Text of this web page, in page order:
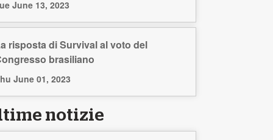
June 13, 2023
risposta di Survival al voto del
brasiliano
June 01, 2023
notizie